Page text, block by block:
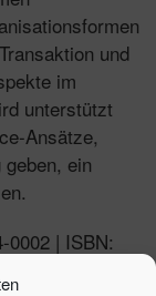
und
im
unterstützt
Ansätze,
ein
.
0002 | ISBN: